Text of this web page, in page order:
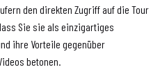
den direkten Zugriff auf die Tour
Sie sie als einzigartiges
ihre Vorteile gegenüber
betonen.